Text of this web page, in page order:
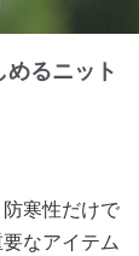
るニット
寒性だけで
なアイテム